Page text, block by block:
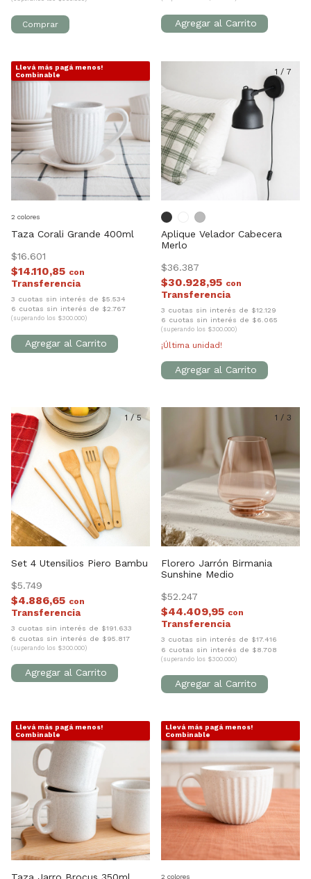
Llevá más pagá menos!
Combinable
Taza Corali Grande 400ml
$16.601
$14.110,85 con
3 cuotas sin interés de $5.534
6 cuotas sin interés de $2.767
(superando los $300.000)
2 colores
1 / 7
Aplique Velador Cabecera
Merlo
$36.387
$30.928,95 con
3 cuotas sin interés de $12.129
6 cuotas sin interés de $6.065
(superando los $300.000)
¡Última unidad!
1 /5
Set 4 Utensilios Piero Bambu
$5.749
$4.886,65 con
3 cuotas sin interés de $191.633
6 cuotas sin interés de $95.817
(superando los $300.000)
1 / 3
Florero Jarrón Birmania
Sunshine Medio
$52.247
$44.409,95 con
3 cuotas sin interés de $17.416
6 cuotas sin interés de $8.708
(superando los $300.000)
Llevá más pagá menos!
Combinable
Llevá más pagá menos!
Combinable
2 colores